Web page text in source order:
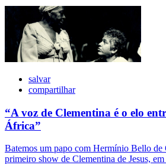
salvar
compartilhar
“A voz de Clementina é o elo
África”
Batemos um papo com Hermínio Bello
primeiro show de Clementina de Jesus,